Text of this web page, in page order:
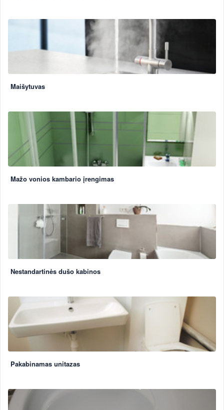
Maišytuvas
Mažo vonios kambario įrengimas
Nestandartinės dušo kabinos
Pakabinamas unitazas